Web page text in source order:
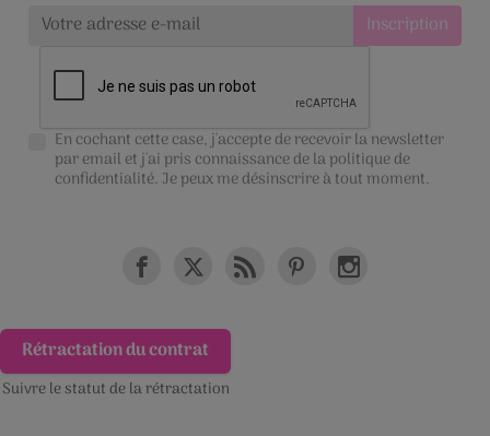
En cochant cette case, j'accepte de recevoir la newsletter
par email et j'ai pris connaissance de lapolitique de
confidentialité. Je peux me désinscrire à tout moment.
Rétractation du contrat
Suivre le statut de la rétractation